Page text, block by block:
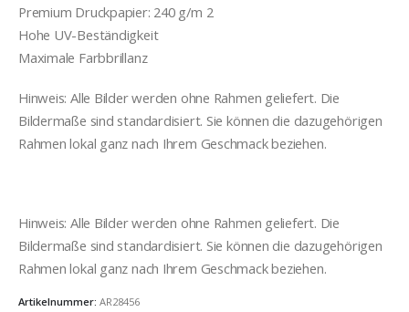
Premium Druckpapier: 240 g/m 2
Hohe UV-Beständigkeit
Maximale Farbbrillanz
Hinweis: Alle Bilder werden ohne Rahmen geliefert. Die
Bildermaße sind standardisiert. Sie können die dazugehörigen
Rahmen lokal ganz nach Ihrem Geschmack beziehen.
Hinweis: Alle Bilder werden ohne Rahmen geliefert. Die
Bildermaße sind standardisiert. Sie können die dazugehörigen
Rahmen lokal ganz nach Ihrem Geschmack beziehen.
Artikelnummer: AR28456